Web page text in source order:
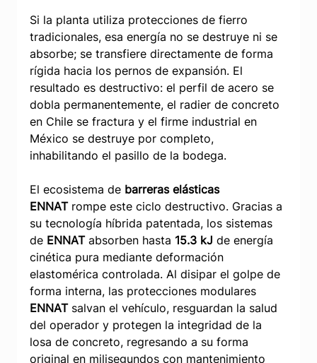
Si la planta utiliza protecciones de fierro
tradicionales, esa energía no se destruye ni se
absorbe; se transfiere directamente de forma
rígida hacia los pernos de expansión. El
resultado es destructivo: el perfil de acero se
dobla permanentemente, el radier de concreto
en Chile se fractura y el firme industrial en
México se destruye por completo,
inhabilitando el pasillo de la bodega.
El ecosistema de barreras elásticas
ENNAT rompe este ciclo destructivo. Gracias a
su tecnología híbrida patentada, los sistemas
de ENNAT absorben hasta 15.3 kJ de energía
cinética pura mediante deformación
elastomérica controlada. Al disipar el golpe de
forma interna, las protecciones modulares
ENNAT salvan el vehículo, resguardan la salud
del operador y protegen la integridad de la
losa de concreto, regresando a su forma
original en milisegundos con mantenimiento